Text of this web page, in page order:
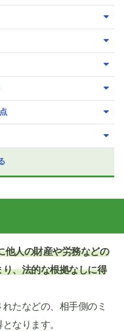
他人の財産や労務などの
、法的な根拠なしに得
たなどの、相手側のミ
なります。